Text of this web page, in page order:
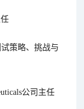
策略、挑战与
公司主任